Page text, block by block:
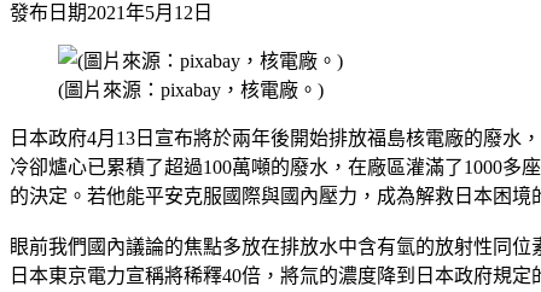
發布日期2021年5月12日
(圖片來源：pixabay，核電廠。)
日本政府4月13日宣布將於兩年後開始排放福島核電廠的廢
冷卻爐心已累積了超過100萬噸的廢水，在廠區灌滿了1000
的決定。若他能平安克服國際與國內壓力，成為解救日本困
眼前我們國內議論的焦點多放在排放水中含有氫的放射性同
日本東京電力宣稱將稀釋40倍，將氚的濃度降到日本政府規